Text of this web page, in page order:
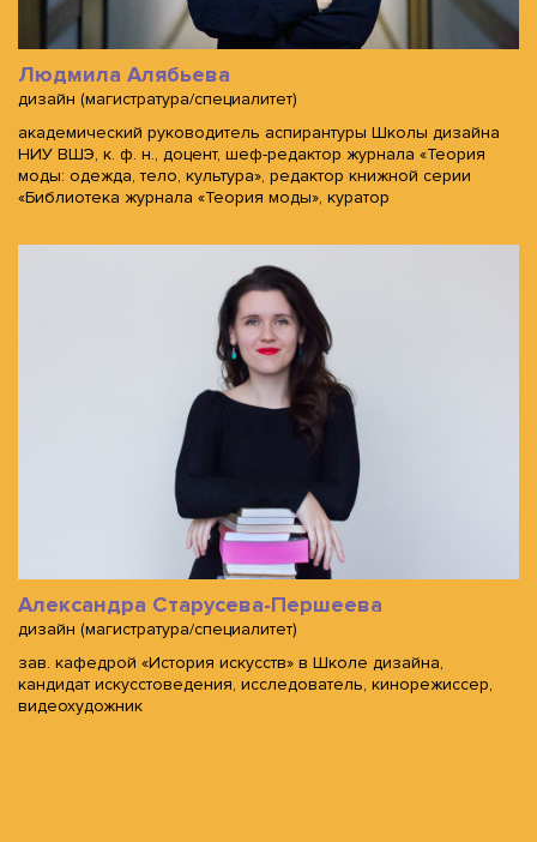
Людмила Алябьева
дизайн (магистратура/специалитет)
академический руководитель аспирантуры Школы дизайна
НИУ ВШЭ, к. ф. н., доцент, шеф-редактор журнала «Теория
моды: одежда, тело, культура», редактор книжной серии
«Библиотека журнала «Теория моды», куратор
Александра Старусева-Першеева
дизайн (магистратура/специалитет)
зав. кафедрой «История искусств» в Школе дизайна,
кандидат искусстоведения, исследователь, кинорежиссер,
видеохудожник